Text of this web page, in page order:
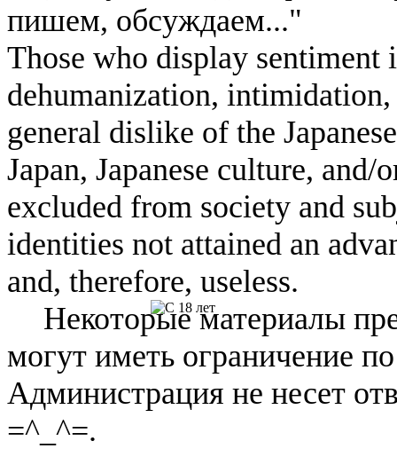
пишем, обсуждаем..."
Those who display
dehumanization,
general dislike of the
Japan, Japanese culture, and/
excluded from society and
identities not attained an
and, therefore, useless.
Некоторые материалы
могут иметь ограничение
Администрация не несет
=^_^=.